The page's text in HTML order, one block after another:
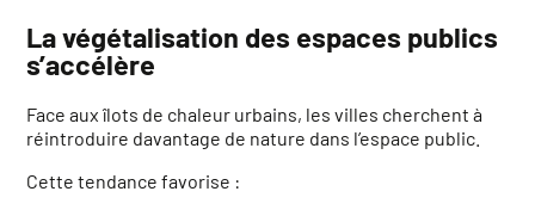
La végétalisation des espaces publics
s’accélère
Face aux îlots de chaleur urbains, les villes cherchent à
réintroduire davantage de nature dans l’espace public.
Cette tendance favorise :